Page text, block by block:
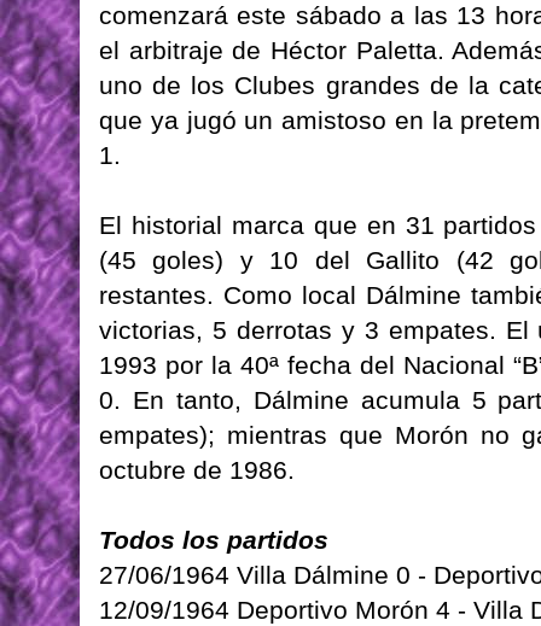
comenzará este sábado a las 13
el arbitraje de Héctor Paletta.
uno de los Clubes grandes de la
que ya jugó un amistoso en la
1.
El historial marca que en 31
(45 goles) y 10 del Gallito (42
restantes. Como local Dálmine
victorias, 5 derrotas y 3 empates.
1993 por la 40ª fecha del Nacional
0. En tanto, Dálmine acumula 5
empates); mientras que Morón no
octubre de 1986.
Todos los partidos
27/06/1964 Villa Dálmine 0 -
12/09/1964 Deportivo Morón 4 - Villa